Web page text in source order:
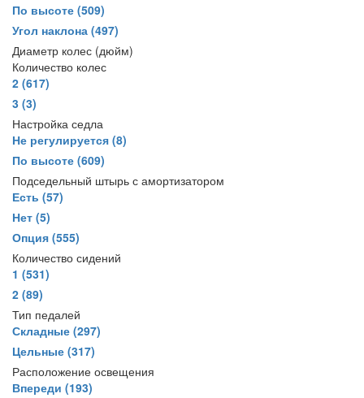
По высоте (509)
Угол наклона (497)
Диаметр колес (дюйм)
Количество колес
2 (617)
3 (3)
Настройка седла
Не регулируется (8)
По высоте (609)
Подседельный штырь с амортизатором
Есть (57)
Нет (5)
Опция (555)
Количество сидений
1 (531)
2 (89)
Тип педалей
Складные (297)
Цельные (317)
Расположение освещения
Впереди (193)